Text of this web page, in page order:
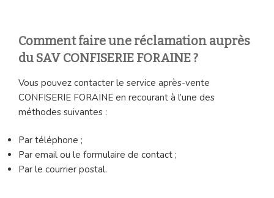
Comment faire une réclamation auprès
du SAV CONFISERIE FORAINE ?
Vous pouvez contacter le service après-vente
CONFISERIE FORAINE en recourant à l’une des
méthodes suivantes :
Par téléphone ;
Par email ou le formulaire de contact ;
Par le courrier postal.